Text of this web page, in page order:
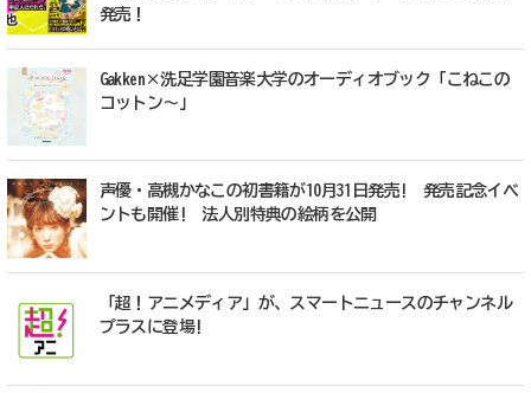
発売！
Gakken×洗足学園音楽大学のオーディオブック「こねこの
コットン～」
声優・高槻かなこの初書籍が10月31日発売! 発売記念イベ
ントも開催! 法人別特典の絵柄を公開
「超！アニメディア」が、スマートニュースのチャンネル
プラスに登場!